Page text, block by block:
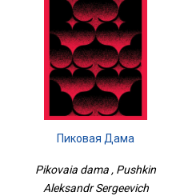
Пиковая Дама
Pikovaia dama , Pushkin
Aleksandr Sergeevich